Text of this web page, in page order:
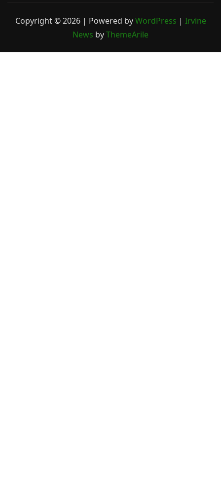
Copyright © 2026 | Powered byWordPress | Irvine
News byThemeArile